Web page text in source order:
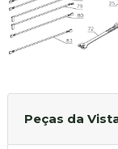
Peças da